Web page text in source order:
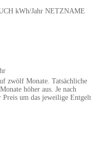
kWh/Jahr NETZNAME
zwölf Monate. Tatsächliche
höher aus. Je nach
Preis um das jeweilige Entgelt